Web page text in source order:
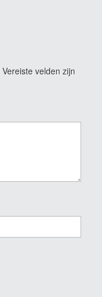
Vereiste velden zijn